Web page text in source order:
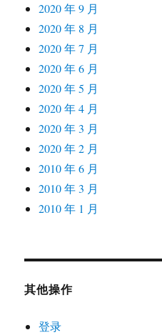
2020 年 9 月
2020 年 8 月
2020 年 7 月
2020 年 6 月
2020 年 5 月
2020 年 4 月
2020 年 3 月
2020 年 2 月
2010 年 6 月
2010 年 3 月
2010 年 1 月
其他操作
登录